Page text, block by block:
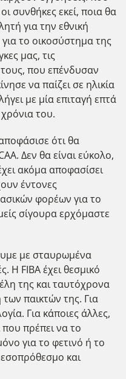
συνθήκες εκεί, ποια θα
για την εθνική
το οικοσύστημα της
μας, τις
που επένδυσαν
να παίζει σε ηλικία
με μία επιταγή επτά
του.
ότι θα
Δεν θα είναι εύκολο,
ακόμα αποφασίσει
έντονες
φορέων για το
σίγουρα ερχόμαστε
με σταυρωμένα
Η FIBA έχει θεσμικό
της και ταυτόχρονα
παικτών της. Για
Για κάποιες άλλες,
πρέπει να το
για το φετινό ή το
και